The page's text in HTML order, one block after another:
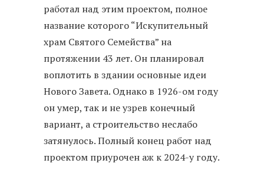
работал над этим проектом, полное
название которого “Искупительный
храм Святого Семейства” на
протяжении 43 лет. Он планировал
воплотить в здании основные идеи
Нового Завета. Однако в 1926-ом году
он умер, так и не узрев конечный
вариант, а строительство неслабо
затянулось. Полный конец работ над
проектом приурочен аж к 2024-у году.